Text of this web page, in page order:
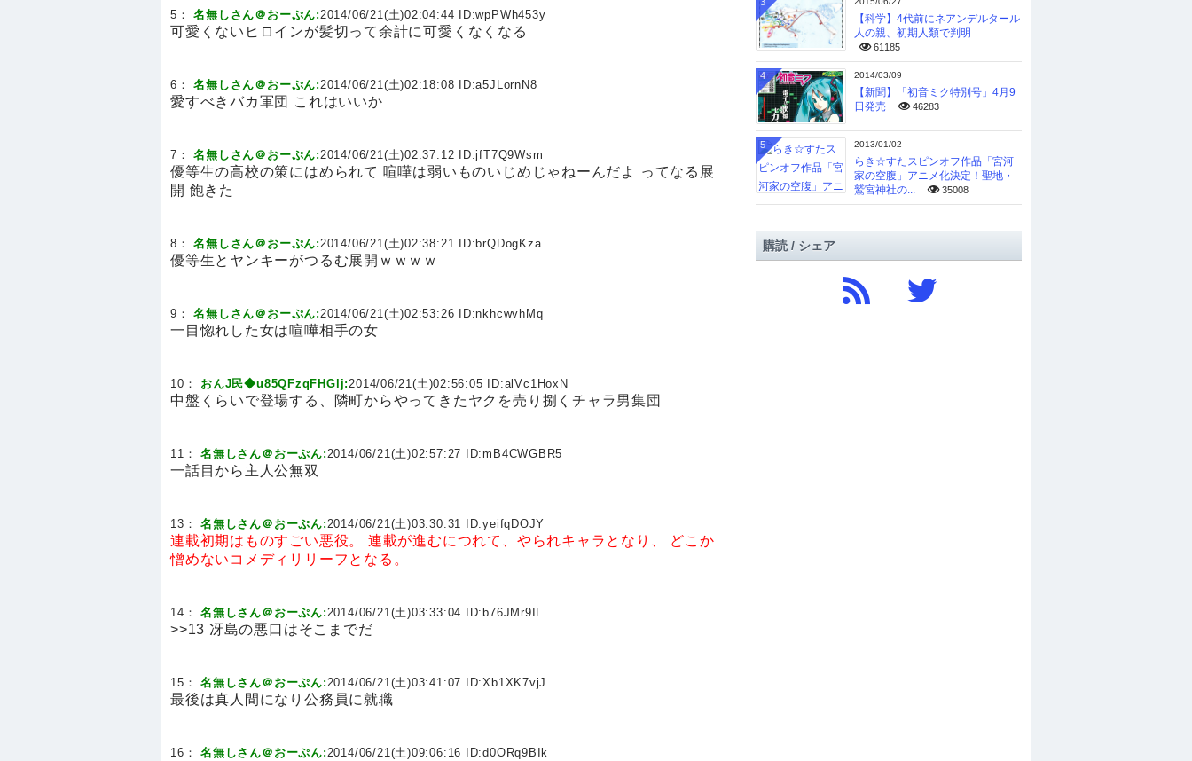
5：名無しさん＠おーぷん:2014/06/21(土)02:04:44 ID:wpPWh453y
可愛くないヒロインが髪切って余計に可愛くなくなる
6：名無しさん＠おーぷん:2014/06/21(土)02:18:08 ID:a5JLornN8
愛すべきバカ軍団 これはいいか
7：名無しさん＠おーぷん:2014/06/21(土)02:37:12 ID:jfT7Q9Wsm
優等生の高校の策にはめられて 喧嘩は弱いものいじめじゃねーんだよ ってなる展
開 飽きた
8：名無しさん＠おーぷん:2014/06/21(土)02:38:21 ID: brQDogKza
優等生とヤンキーがつるむ展開ｗｗｗｗ
9：名無しさん＠おーぷん:2014/06/21(土)02:53:26 ID:nkhcwvhMq
一目惚れした女は喧嘩相手の女
10： おんJ民◆u85QFzqFHGlj:2014/06/21(土)02:56:05 ID:alVc1HoxN
中盤くらいで登場する、隣町からやってきたヤクを売り捌くチャラ男集団
11：名無しさん＠おーぷん:2014/06/21(土)02:57:27 ID:mB4CWGBR5
一話目から主人公無双
13：名無しさん＠おーぷん:2014/06/21(土)03:30:31 ID:yeifqDOJY
連載初期はものすごい悪役。 連載が進むにつれて、やられキャラとなり、
どこか
憎めないコメディリリーフとなる。
14：名無しさん＠おーぷん:2014/06/21(土)03:33:04 ID: b76JMr9IL
>>13 冴島の悪口はそこまでだ
15：名無しさん＠おーぷん:2014/06/21(土)03:41:07 ID:Xb1XK7vjJ
最後は真人間になり公務員に就職
16：名無しさん＠おーぷん:2014/06/21(土)09:06:16 ID:d0ORq9BIk
【科学】4代前にネアンデルタール
人の親、初期人類で判明
61185
2014/03/09
【新聞】「初音ミク特別号」4月9
日発売
46283
4
2013/01/02
らき☆すたスピンオフ作品「宮河
家の空腹」アニメ化決定！聖地・
鷲宮神社の...
35008
5
購読 / シェア